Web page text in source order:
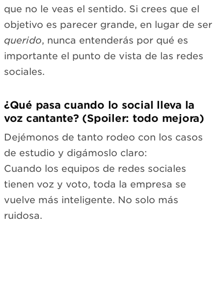
que no le veas el sentido. Si crees que el
objetivo es parecer grande, en lugar de ser
querido, nunca entenderás por qué es
importante el punto de vista de las redes
sociales.
¿Qué pasa cuando lo social lleva la
voz cantante? (Spoiler: todo mejora)
Dejémonos de tanto rodeo con los casos
de estudio y digámoslo claro:
Cuando los equipos de redes sociales
tienen voz y voto, toda la empresa se
vuelve más inteligente. No solo más
ruidosa.